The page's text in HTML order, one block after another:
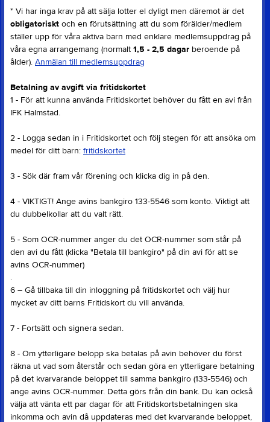
* Vi har inga krav på att sälja lotter el dyligt men däremot är det
obligatoriskt och en förutsättning att du som förälder/medlem
ställer upp för våra aktiva barn med enklare medlemsuppdrag på
våra egna arrangemang (normalt 1,5 - 2,5 dagar beroende på
ålder). Anmälan till medlemsuppdrag
Betalning av avgift via fritidskortet
1 - För att kunna använda Fritidskortet behöver du fått en avi från
IFK Halmstad.
2 - Logga sedan in i Fritidskortet och följ stegen för att ansöka om
medel för ditt barn: fritidskortet
3 - Sök där fram vår förening och klicka dig in på den.
4 - VIKTIGT! Ange avins bankgiro 133-5546 som konto. Viktigt att
du dubbelkollar att du valt rätt.
5 - Som OCR-nummer anger du det OCR-nummer som står på
den avi du fått (klicka "Betala till bankgiro" på din avi för att se
avins OCR-nummer)
.
6 – Gå tillbaka till din inloggning på fritidskortet och välj hur
mycket av ditt barns Fritidskort du vill använda.
7 - Fortsätt och signera sedan.
8 - Om ytterligare belopp ska betalas på avin behöver du först
räkna ut vad som återstår och sedan göra en ytterligare betalning
på det kvarvarande beloppet till samma bankgiro (133-5546) och
ange avins OCR-nummer. Detta görs från din bank. Du kan också
välja att vänta ett par dagar för att Fritidskortsbetalningen ska
inkomma och avin då uppdateras med det kvarvarande beloppet,